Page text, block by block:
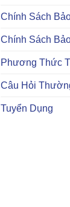
Chính Sách
Chính Sách
Phương Thức
Câu Hỏi
Tuyển Dụng